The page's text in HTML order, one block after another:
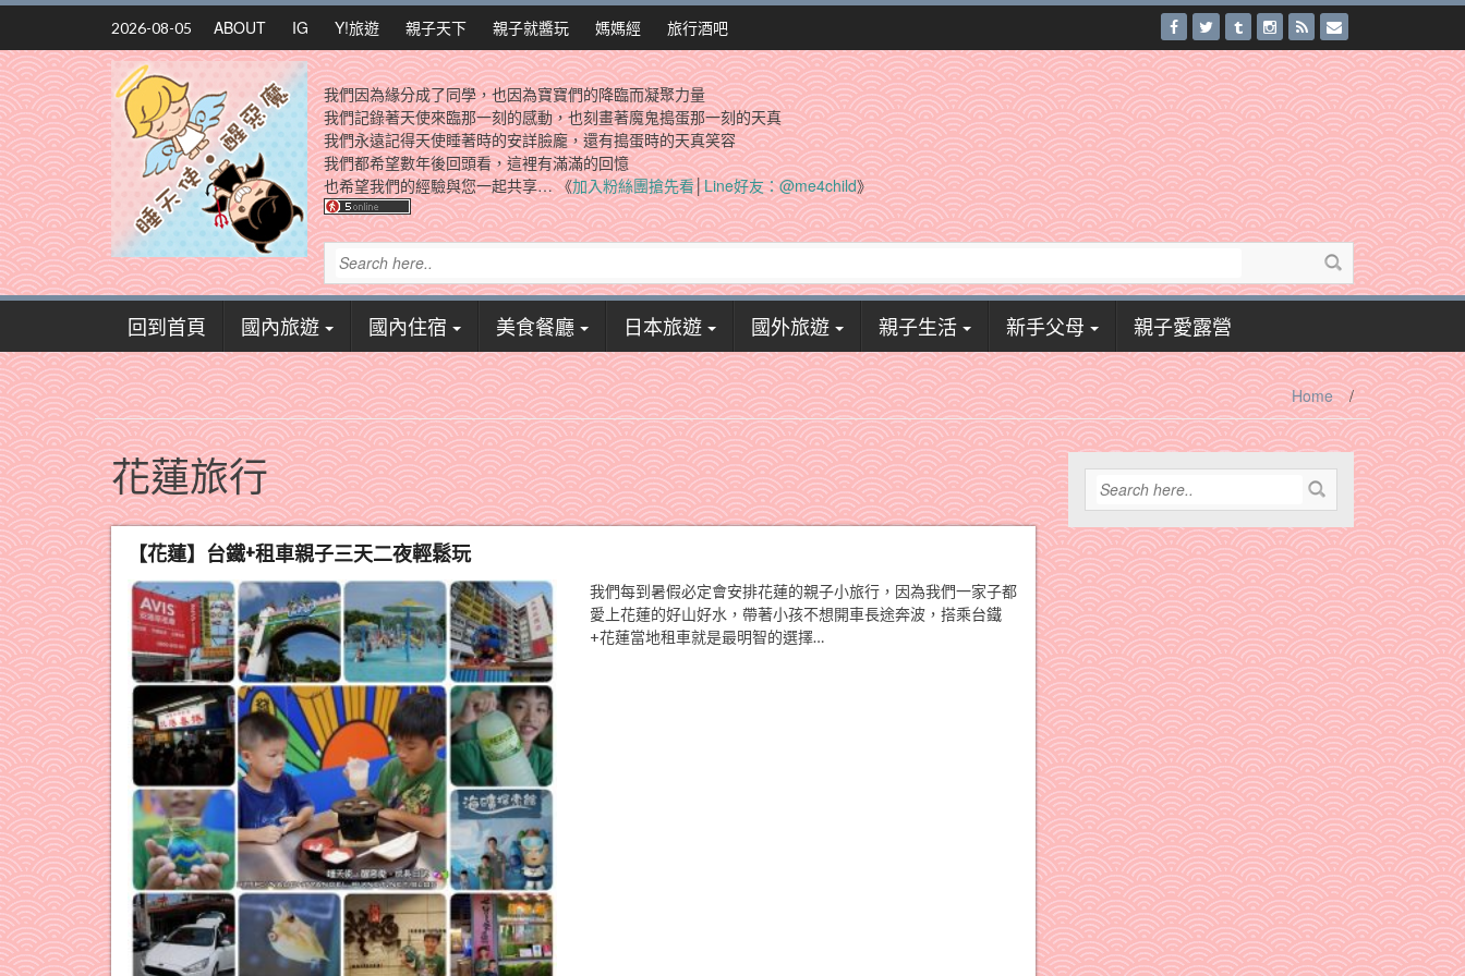
Skip
content
2026-08-05 ABOUT IG Y!旅遊 親子天下 親子就醬玩 媽媽經 旅行酒吧
我們因為緣分成了同學，也因為寶寶們的降臨而凝聚力量
我們記錄著天使來臨那一刻的感動，也刻畫著魔鬼搗蛋那一刻的天真
我們永遠記得天使睡著時的安詳臉龐，還有搗蛋時的天真笑容
我們都希望數年後回頭看，這裡有滿滿的回憶
也希望我們的經驗與您一起共享… 《加入粉絲團搶先看│Line好友：@me4child》
回到首頁 國內旅遊 國內住宿 美食餐廳 日本旅遊 國外旅遊 親子生活 新手父母 親子愛露營
Home /
花蓮旅行
【花蓮】台鐵+租車親子三天二夜輕鬆玩
我們每到暑假必定會安排花蓮的親子小旅行，因為我們一家子都
愛上花蓮的好山好水，帶著小孩不想開車長途奔波，搭乘台鐵
+花蓮當地租車就是最明智的選擇…